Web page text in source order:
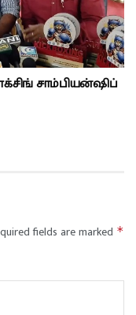
சாம்பியன்ஷிப்
fields are marked *